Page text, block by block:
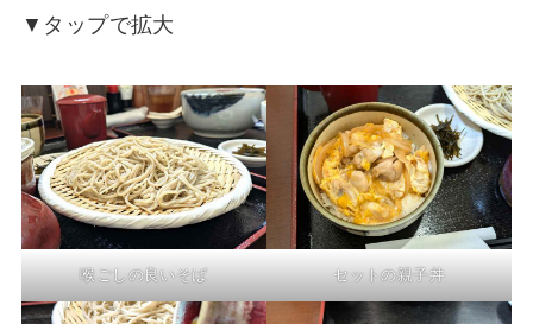
▼タップで拡大
喉ごしの良いそば セットの親子丼